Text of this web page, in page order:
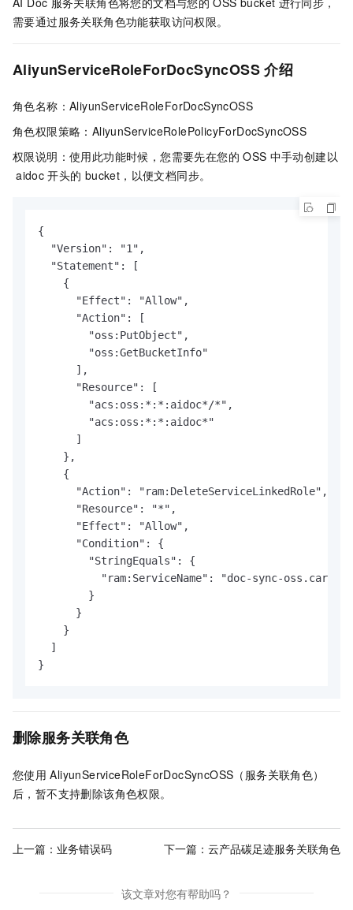
需要通过服务关联角色功能获取访问权限。
AliyunServiceRoleForDocSyncOSS 介绍
角色名称：AliyunServiceRoleForDocSyncOSS
角色权限策略：AliyunServiceRolePolicyForDocSyncOSS
权限说明：使用此功能时候，您需要先在您的 OSS 中手动创建以
aidoc 开头的 bucket，以便文档同步。
{
  "Version": "1",
  "Statement": [
    {
      "Effect": "Allow",
      "Action": [
        "oss:PutObject",
        "oss:GetBucketInfo"
      ],
      "Resource": [
        "acs:oss:*:*:aidoc*/*",
        "acs:oss:*:*:aidoc*"
      ]
    },
    {
      "Action": "ram:DeleteServiceLinkedRole",
      "Resource": "*",
      "Effect": "Allow",
      "Condition": {
        "StringEquals": {
"ram:ServiceName": "doc-sync-
        }
      }
    }
  ]
}
删除服务关联角色
您使用 AliyunServiceRoleForDocSyncOSS（服务关联角色）
后，暂不支持删除该角色权限。
上一篇： 业务错误码 下一篇： 云产品碳足迹服务关联角色
该文章对您有帮助吗？